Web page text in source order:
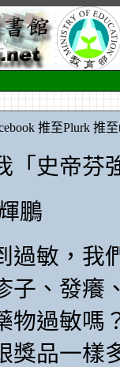
推至Plurk 推
「史帝芬
鵬
過敏，
子、發癢
物過敏嗎
獎品一樣